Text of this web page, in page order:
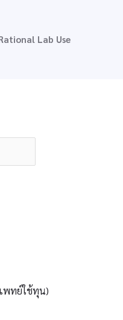
Lab Use
พทย์ใช้ทุน)